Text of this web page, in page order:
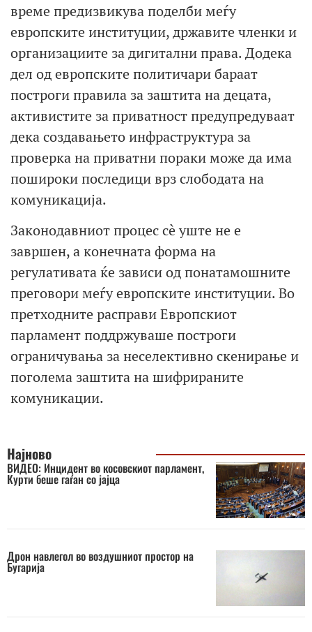
време предизвикува поделби меѓу
европските институции, државите членки и
организациите за дигитални права. Додека
дел од европските политичари бараат
построги правила за заштита на децата,
активистите за приватност предупредуваат
дека создавањето инфраструктура за
проверка на приватни пораки може да има
пошироки последици врз слободата на
комуникација.
Законодавниот процес сè уште не е
завршен, а конечната форма на
регулативата ќе зависи од понатамошните
преговори меѓу европските институции. Во
претходните расправи Европскиот
парламент поддржуваше построги
ограничувања за неселективно скенирање и
поголема заштита на шифрираните
комуникации.
Најново
ВИДЕО: Инцидент во косовскиот парламент,
Курти беше гаѓан со јајца
Дрон навлегол во воздушниот простор на
Бугарија